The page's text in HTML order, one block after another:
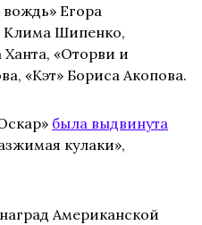
Егора
Клима Шипенко,
«Оторви и
«Кэт» Бориса Акопова.
была выдвинута
кулаки»,
Американской